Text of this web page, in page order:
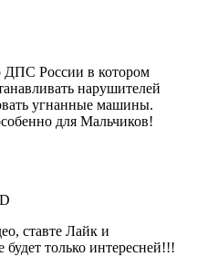
ДПС России в котором
нарушителей
угнанные машины.
для Мальчиков!
ставте Лайк и
только интересней!!!